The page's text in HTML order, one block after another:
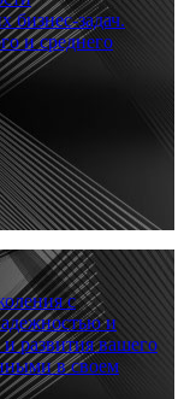
бизнес-задач.
и среднего
с
и
развития вашего
в своем